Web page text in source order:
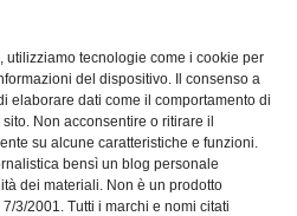
utilizziamo tecnologie come i cookie per
del dispositivo. Il consenso a
elaborare dati come il comportamento di
Non acconsentire o ritirare il
su alcune caratteristiche e funzioni.
bensì un blog personale
dei materiali. Non è un prodotto
3/2001. Tutti i marchi e nomi citati
alla scelta